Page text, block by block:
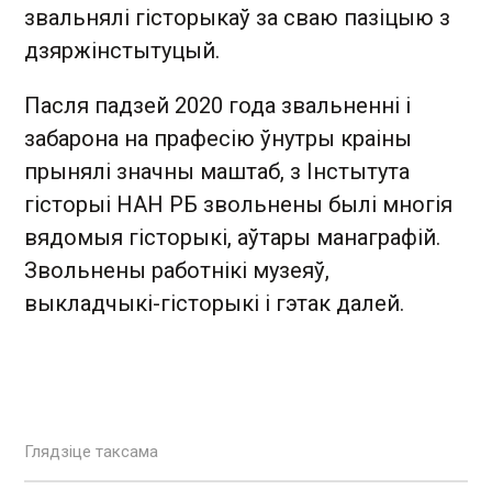
звальнялі гісторыкаў за сваю пазіцыю з
дзяржінстытуцый.
Пасля падзей 2020 года звальненні і
забарона на прафесію ўнутры краіны
прынялі значны маштаб, з Інстытута
гісторыі НАН РБ звольнены былі многія
вядомыя гісторыкі, аўтары манаграфій.
Звольнены работнікі музеяў,
выкладчыкі-гісторыкі і гэтак далей.
Глядзіце таксама